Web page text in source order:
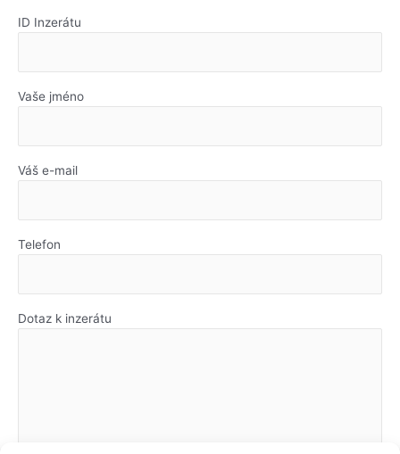
ID Inzerátu
Vaše jméno
Váš e-mail
Telefon
Dotaz k inzerátu